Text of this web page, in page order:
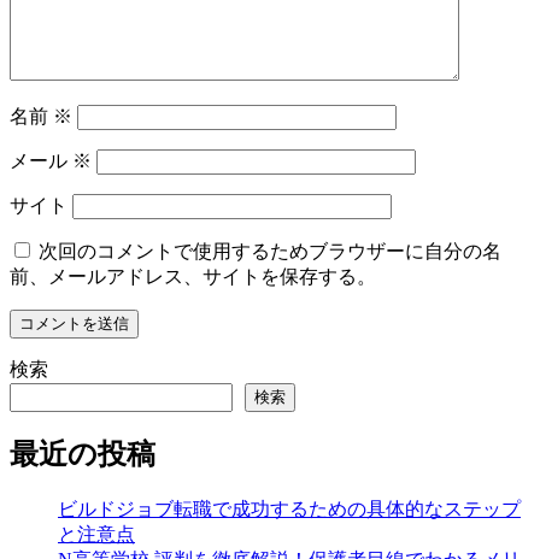
名前 ※
メール ※
サイト
次回のコメントで使用するためブラウザーに自分の名
前、メールアドレス、サイトを保存する。
検索
検索
最近の投稿
ビルドジョブ転職で成功するための具体的なステップ
と注意点